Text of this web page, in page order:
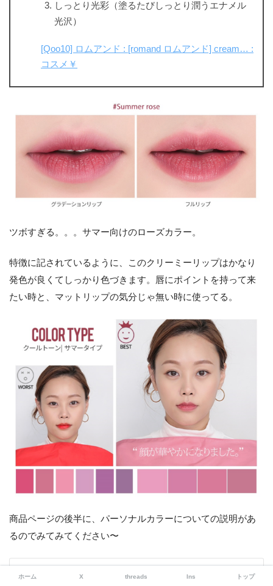
しっとり光彩（塗るたびしっとり潤うエナメル
光沢）
[Qoo10] ロムアンド : [romand ロムアンド] cream… :
コスメ￥
ツボすぎる。。。サマー向けのローズカラー。
特徴に記されているように、このクリーミーリップはかなり
発色が良くてしっかり色づきます。唇にポイントを持って来
たい時と、マットリップの気分じゃ無い時に使ってる。
商品ページの後半に、パーソナルカラーについての説明があ
るのでみてみてください〜
ホーム X threads Ins トップ